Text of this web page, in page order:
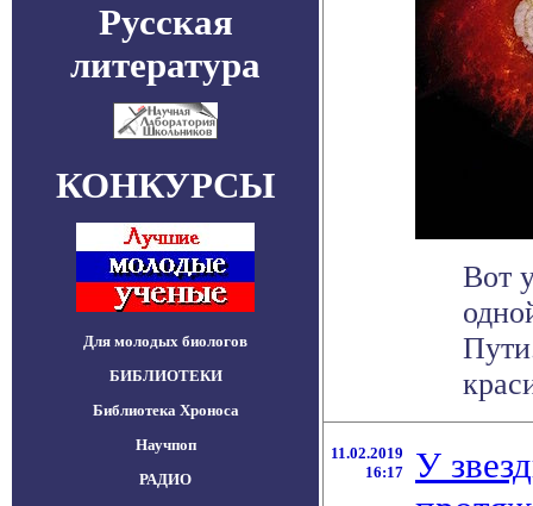
Русская
литература
КОНКУРСЫ
Для молодых биологов
БИБЛИОТЕКИ
Библиотека Хроноса
Научпоп
РАДИО
Вот
11.02.2019
16:17
У